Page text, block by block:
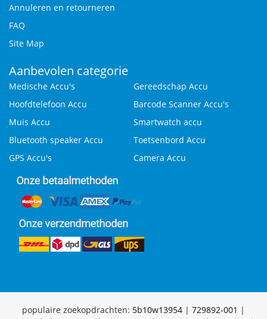
Annuleren en retourneren
FAQ
Site Map
Aanbevolen categorie
Medische Accu's
Gereedschap Accu
Hoofdtelefoon Accu
Barcode Scanner Accu's
Muis Accu
Smartwatch accu
Bluetooth speaker Accu
Toetsenbord Accu
GPS Accu's
Camera Accu
populaire zoekopdrachten: 5b10w13954 | 729892-001 |